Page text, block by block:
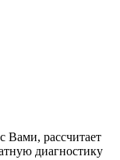
Вами, расcчитает
диагностику